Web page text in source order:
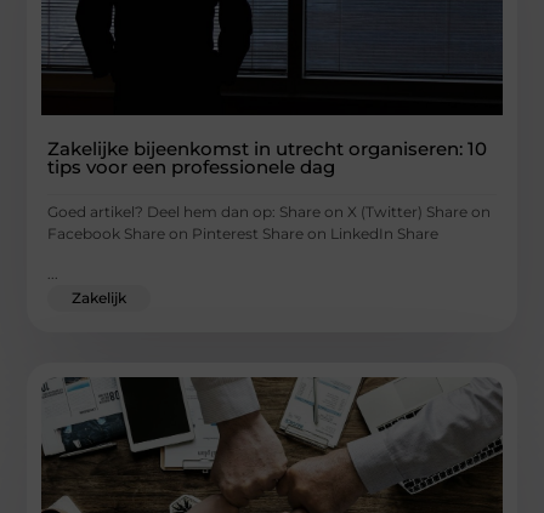
Zakelijke bijeenkomst in utrecht organiseren: 10
tips voor een professionele dag
Goed artikel? Deel hem dan op: Share on X (Twitter) Share on
Facebook Share on Pinterest Share on LinkedIn Share
Zakelijk